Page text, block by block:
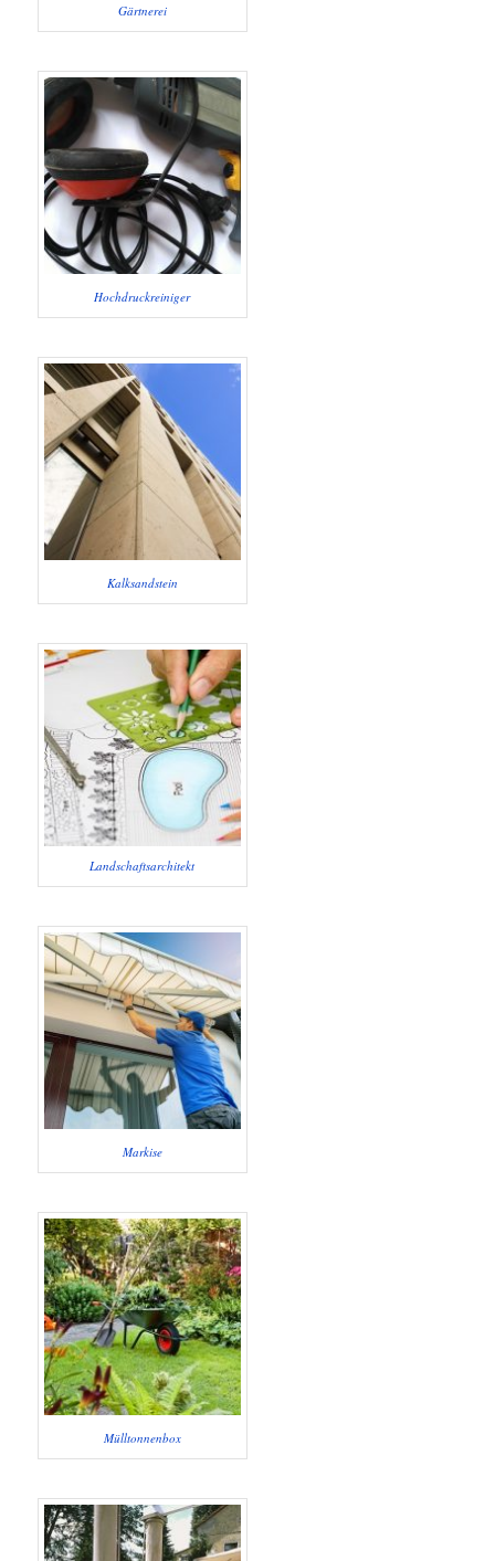
Gärtnerei
Hochdruckreiniger
Kalksandstein
Landschaftsarchitekt
Markise
Mülltonnenbox